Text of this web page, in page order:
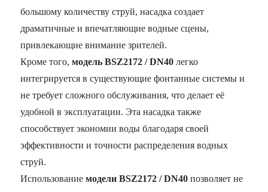
большому количеству струй, насадка создает
драматичные и впечатляющие водные сцены,
привлекающие внимание зрителей.
Кроме того,модель BSZ2172 / DN40 легко
интегрируется в существующие фонтанные системы и
не требует сложного обслуживания, что делает её
удобной в эксплуатации. Эта насадка также
способствует экономии воды благодаря своей
эффективности и точности распределения водных
струй.
Использованиемодели BSZ2172 / DN40 позволяет не